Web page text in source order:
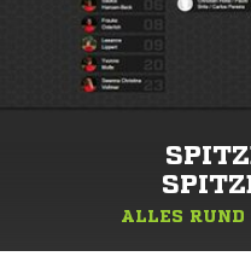
ALLES RUND